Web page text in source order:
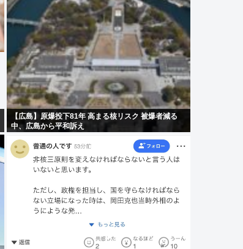
【広島】原爆投下81年 高まる核リスク 被爆者減る
中、広島から平和訴え